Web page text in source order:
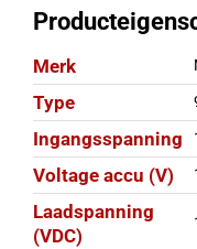
Merk
Type
Ingangsspanning
Voltage accu (V)
Laadspanning
(VDC)